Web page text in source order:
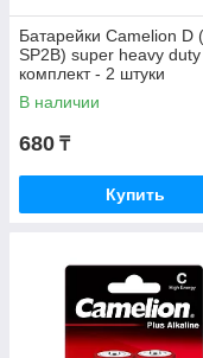
Батарейки Camelion D
SP2B) super heavy duty
комплект - 2 штуки
В наличии
680 ₸
Купить